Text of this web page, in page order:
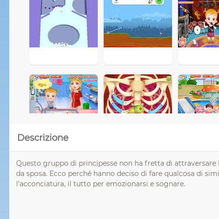
Descrizione
Questo gruppo di principesse non ha fretta di
da sposa. Ecco perché hanno deciso di fare qualcosa di
l'acconciatura, il tutto per emozionarsi e sognare.